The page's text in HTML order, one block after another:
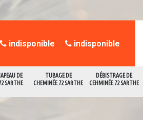
DE
SARTHE
TUBAGE DE
CHEMINÉE 72 SARTHE
DÉBISTRAGE DE
CEHMINÉE 72 SARTHE
indisponible indisponible